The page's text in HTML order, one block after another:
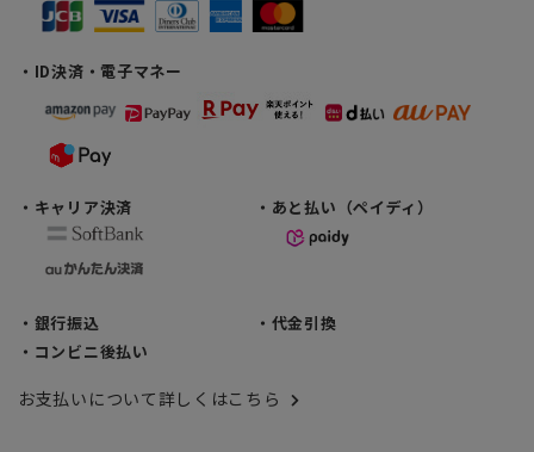
・ID決済・電子マネー
・キャリア決済 ・あと払い（ペイディ）
・銀行振込
・代金引換
・コンビニ後払い
お支払いについて詳しくはこちら